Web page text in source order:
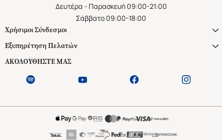
Δευτέρα - Παρασκευή 09:00-21:00
Σάββατο 09:00-18:00
Χρήσιμοι Σύνδεσμοι
Εξυπηρέτηση Πελατών
ΑΚΟΛΟΥΘΗΣΤΕ ΜΑΣ